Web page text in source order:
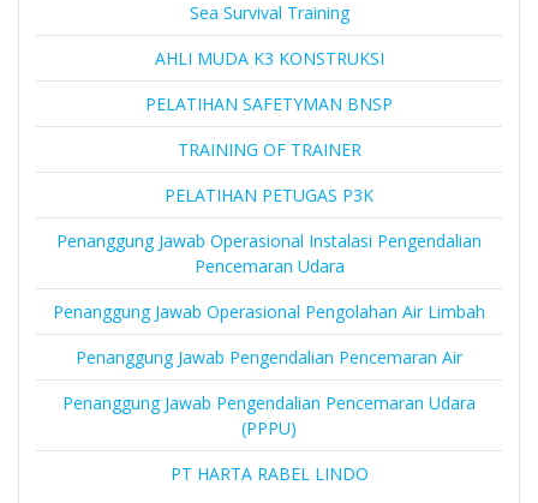
Sea Survival Training
AHLI MUDA K3 KONSTRUKSI
PELATIHAN SAFETYMAN BNSP
TRAINING OF TRAINER
PELATIHAN PETUGAS P3K
Penanggung Jawab Operasional Instalasi Pengendalian
Pencemaran Udara
Penanggung Jawab Operasional Pengolahan Air Limbah
Penanggung Jawab Pengendalian Pencemaran Air
Penanggung Jawab Pengendalian Pencemaran Udara
(PPPU)
PT HARTA RABEL LINDO